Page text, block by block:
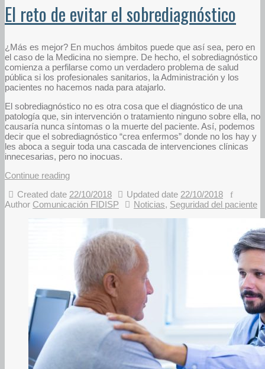
El reto de evitar el sobrediagnóstico
¿Más es mejor? En muchos ámbitos puede que así sea, pero en
el caso de la Medicina no siempre. De hecho, el sobrediagnóstico
comienza a perfilarse como un verdadero problema de salud
pública si los profesionales sanitarios, la Administración y los
pacientes no hacemos nada para atajarlo.
El sobrediagnóstico no es otra cosa que el diagnóstico de una
patología que, sin intervención o tratamiento ninguno sobre ella, no
causaría nunca síntomas o la muerte del paciente. Así, podemos
decir que el sobrediagnóstico “crea enfermos” donde no los hay y
les aboca a seguir toda una cascada de intervenciones clínicas
innecesarias, pero no inocuas.
Continue reading
Created date 22/10/2018 Updated date 22/10/2018
Author Comunicación FIDISP Noticias, Seguridad del paciente